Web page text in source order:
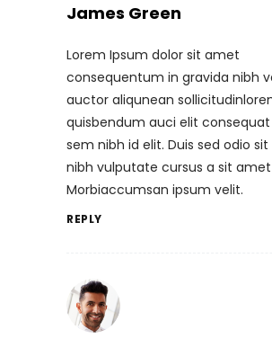
James Green
Lorem Ipsum dolor sit amet
consequentum in gravida nibh
auctor aliqunean
quisbendum auci elit consequat
sem nibh id elit. Duis sed odio
nibh vulputate cursus a sit
Morbiaccumsan ipsum velit.
REPLY